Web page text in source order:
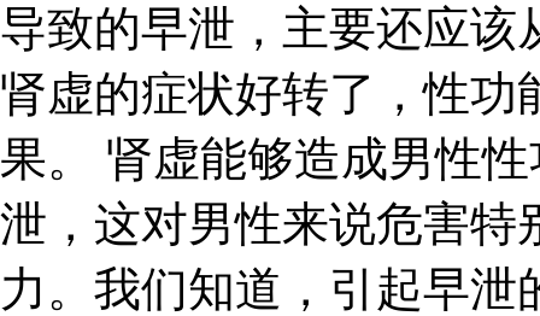
导致的早泄，主要还应该
肾虚的症状好转了，性功
果。 肾虚能够造成男性
泄，这对男性来说危害特
力。我们知道，引起早